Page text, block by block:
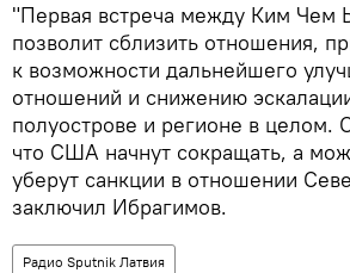
"Первая встреча между Ким Чем
позволит сблизить отношения,
к возможности дальнейшего
отношений и снижению
полуострове и регионе в целом.
что США начнут сокращать, а
уберут санкции в отношении
заключил Ибрагимов.
Радио Sputnik Латвия